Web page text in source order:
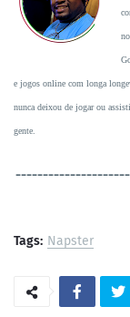
e jogos online com longa
nunca deixou de jogar ou
gente.
Tags: Napster